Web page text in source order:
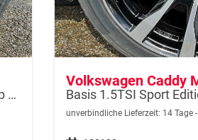
Basis 1.5TSI Sport Edition ACC Kam GV5 App AHK Reling
Volkswagen Caddy
unverbindliche Lieferzeit: 14 Tage